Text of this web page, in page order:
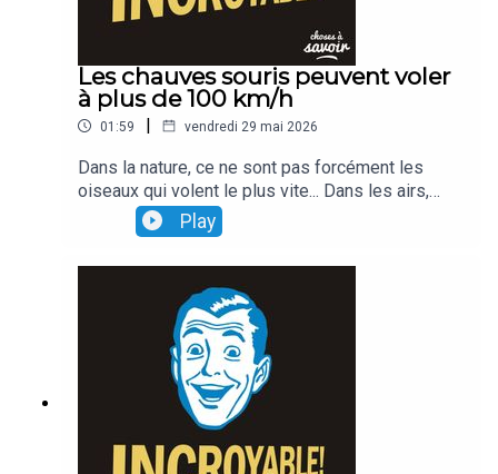
Les chauves souris peuvent voler
à plus de 100 km/h
01:59 | vendredi 29 mai 2026
Dans la nature, ce ne sont pas forcément les
oiseaux qui volent le plus vite... Dans les airs,
l'animal le plus rapide est même... une chauve
souris qui vole à plus de 100 km/h...
Play